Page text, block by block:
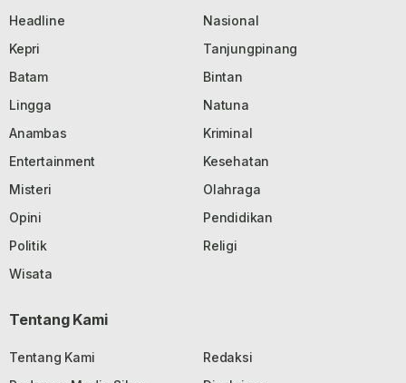
Headline
Nasional
Kepri
Tanjungpinang
Batam
Bintan
Lingga
Natuna
Anambas
Kriminal
Entertainment
Kesehatan
Misteri
Olahraga
Opini
Pendidikan
Politik
Religi
Wisata
Tentang Kami
Tentang Kami
Redaksi